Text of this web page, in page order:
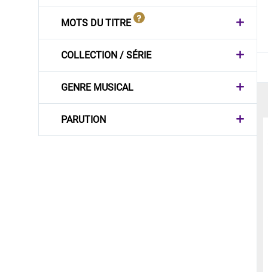
MOTS DU TITRE
COLLECTION / SÉRIE
GENRE MUSICAL
PARUTION